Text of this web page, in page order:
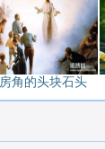
房角的头块石头